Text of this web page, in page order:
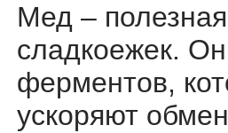
Мед –
сладкоежек.
ферментов,
ускоряют